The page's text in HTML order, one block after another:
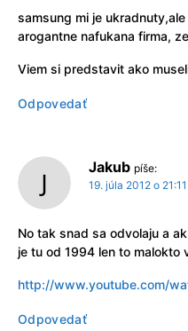
samsung mi je
arogantne nafukana firma,
Viem si predstavit ako
Odpovedať
Jakub píše:
19. júla 2012 o 21:11
No tak snad sa odvolaju a
je tu od 1994 len to malokto
http://www.youtube.com/
Odpovedať